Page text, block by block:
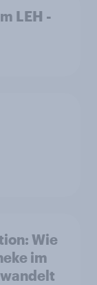
LEH -
Wie
im